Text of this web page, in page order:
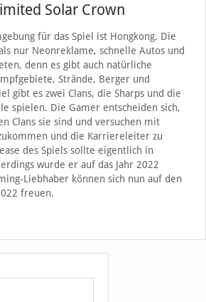
Solar Crown
für das Spiel ist Hongkong. Die
nur Neonreklame, schnelle Autos und
denn es gibt auch natürliche
Strände, Berger und
gibt es zwei Clans, die Sharps und die
spielen. Die Gamer entscheiden sich,
Clans sie sind und versuchen mit
und die Karriereleiter zu
des Spiels sollte eigentlich in
wurde er auf das Jahr 2022
Liebhaber können sich nun auf den
freuen.